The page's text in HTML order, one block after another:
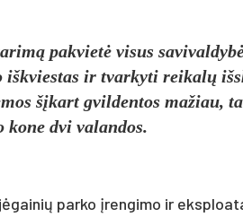
pakvietė visus
iškviestas ir tvarkyti reikalų
šįkart gvildentos mažiau,
kone dvi valandos.
parko įrengimo ir